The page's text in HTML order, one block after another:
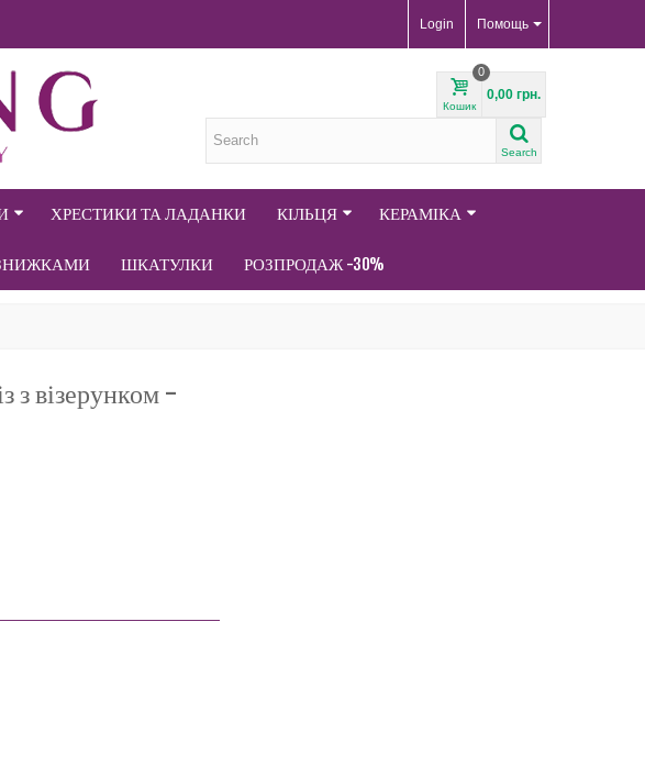
Помощь
Login
Кошик
0
0,00 грн.
Search
ХРЕСТИКИ ТА ЛАДАНКИ КІЛЬЦЯ КЕРАМІКА
ШКАТУЛКИ РОЗПРОДАЖ -30%
з візерунком -